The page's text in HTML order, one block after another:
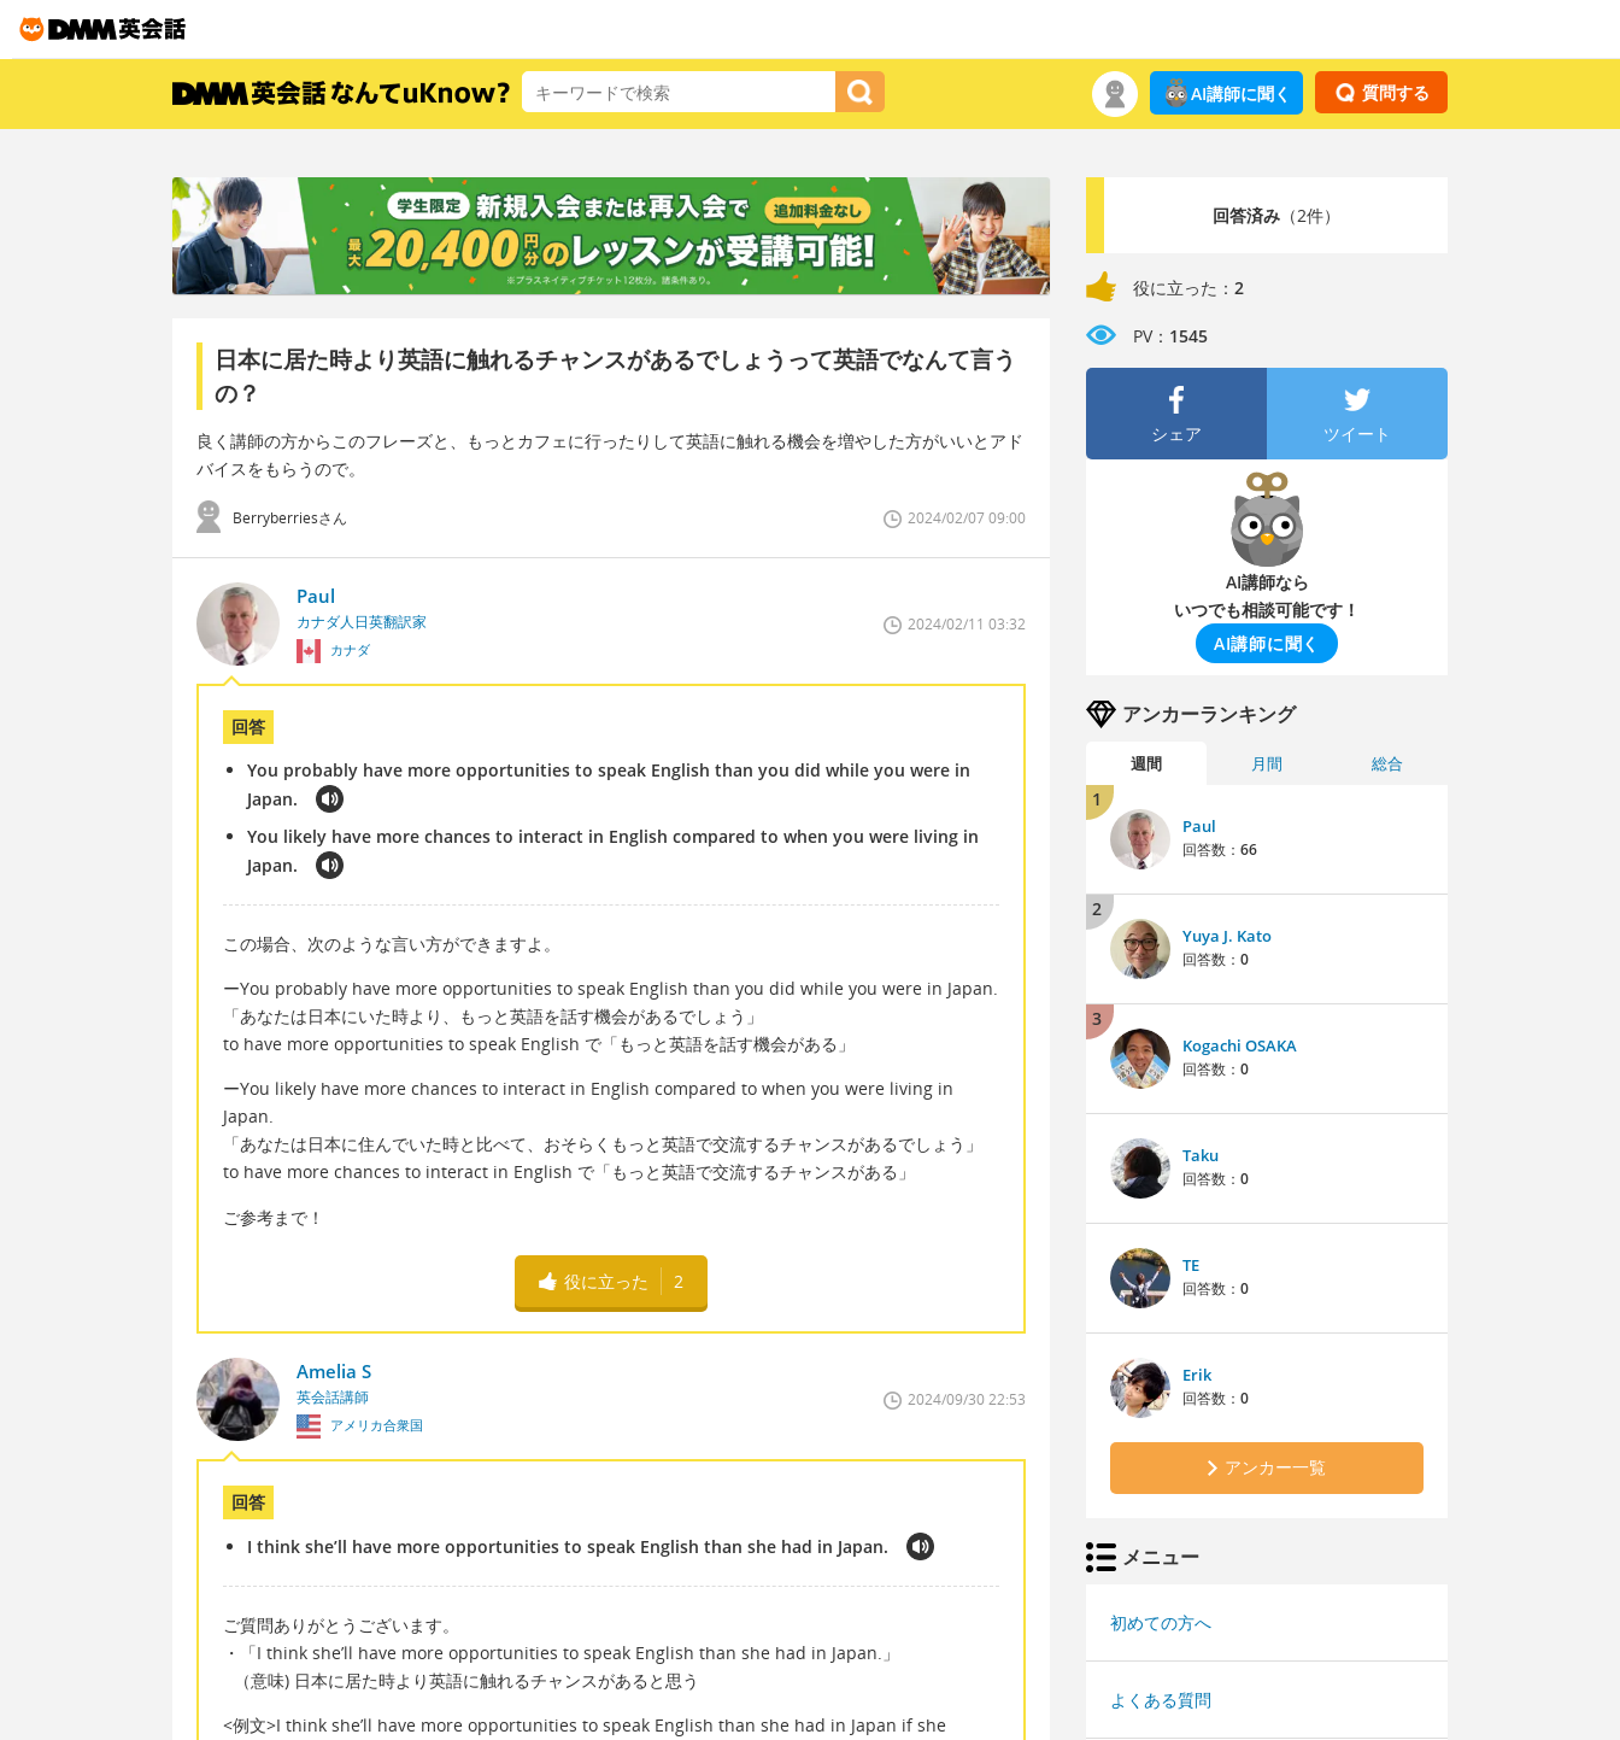
質問する
AI講師に聞く
日本に居た時より英語に触れるチャンスがあるでしょうって英語でなんて言う
の？
良く講師の方からこのフレーズと、もっとカフェに行ったりして英語に触れる機会を増やした方がいいとアド
バイスをもらうので。
Berryberriesさん 2024/02/07 09:00
Paul
カナダ人日英翻訳家
カナダ
2024/02/11 03:32
回答
You probably have more opportunities to speak English than you did while you were in
Japan.
You likely have more chances to interact in English compared to when you were living in
Japan.
この場合、次のような言い方ができますよ。
ーYou probably have more opportunities to speak English than you did while you were in Japan.
「あなたは日本にいた時より、もっと英語を話す機会があるでしょう」
to have more opportunities to speak English で「もっと英語を話す機会がある」
ーYou likely have more chances to interact in English compared to when you were living in
Japan.
「あなたは日本に住んでいた時と比べて、おそらくもっと英語で交流するチャンスがあるでしょう」
to have more chances to interact in English で「もっと英語で交流するチャンスがある」
ご参考まで！
役に立った 2
Amelia S
英会話講師
アメリカ合衆国
2024/09/30 22:53
回答
I think she’ll have more opportunities to speak English than she had in Japan.
ご質問ありがとうございます。
・「I think she’ll have more opportunities to speak English than she had in Japan.」
（意味) 日本に居た時より英語に触れるチャンスがあると思う
<例文>I think she’ll have more opportunities to speak English than she had in Japan if she
回答済み（2件）
役に立った： 2
PV： 1545
シェア ツイート
AI講師なら
いつでも相談可能です！
AI講師に聞く
アンカーランキング
週間 月間 総合
1
Paul
回答数： 66
2
Yuya J. Kato
回答数： 0
3
Kogachi OSAKA
回答数： 0
Taku
回答数： 0
TE
回答数： 0
Erik
回答数： 0
アンカー一覧
メニュー
初めての方へ
よくある質問